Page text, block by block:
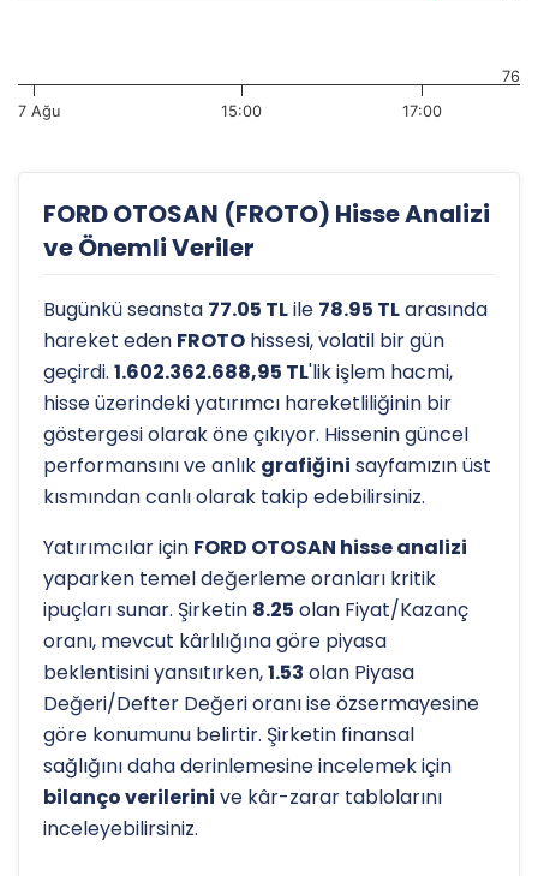
7 Ağu 15:00 17:00
76
FORD OTOSAN (FROTO) Hisse Analizi
ve Önemli Veriler
Bugünkü seansta 77.05 TLile 78.95 TLarasında
hareket eden FROTO hissesi, volatil bir gün
geçirdi. 1.602.362.688,95 TL'lik işlem hacmi,
hisse üzerindeki yatırımcı hareketliliğinin bir
göstergesi olarak öne çıkıyor. Hissenin güncel
performansını ve anlık grafiğini sayfamızın üst
kısmından canlı olarak takip edebilirsiniz.
Yatırımcılar için FORD OTOSAN hisse analizi
yaparken temel değerleme oranları kritik
ipuçları sunar. Şirketin 8.25 olan Fiyat/Kazanç
oranı, mevcut kârlılığına göre piyasa
beklentisini yansıtırken,1.53 olan Piyasa
Değeri/Defter Değeri oranı ise özsermayesine
göre konumunu belirtir. Şirketin finansal
sağlığını daha derinlemesine incelemek için
bilanço verilerini ve kâr-zarar tablolarını
inceleyebilirsiniz.